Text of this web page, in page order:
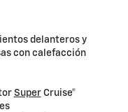
delanteros y
con calefacción
SuperCruise®